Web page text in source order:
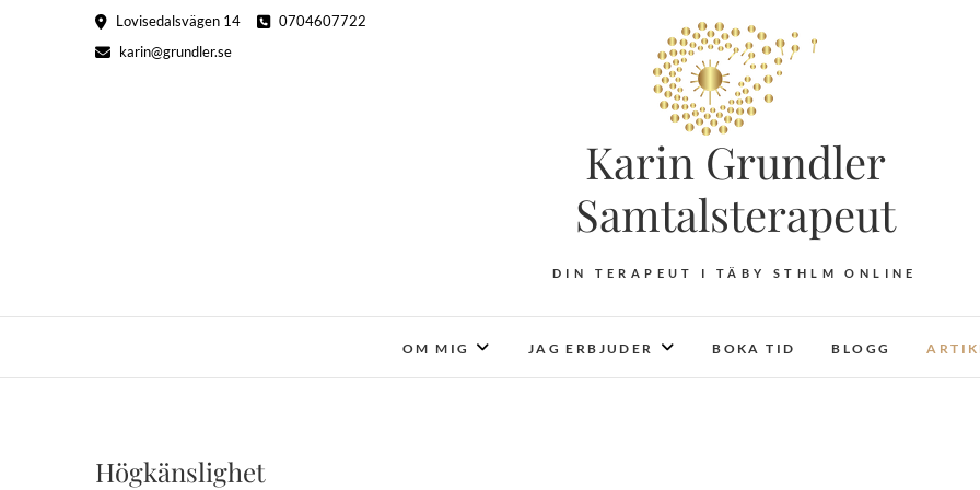
Lovisedalsvägen 14
0704607722
karin@grundler.se
Karin Grundler
Samtalsterapeut
DIN TERAPEUT I TÄBY STHLM ONLINE
OM MIG JAG ERBJUDER BOKA TID BLOGG
Högkänslighet